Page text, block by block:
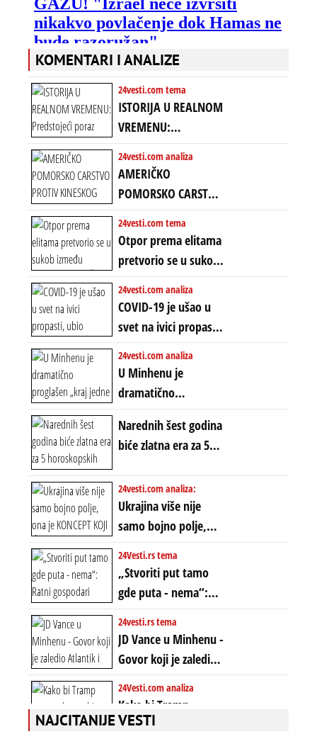
KOMENTARI I ANALIZE
24vesti.com tema
ISTORIJA U REALNOM
VREMENU:
Predstojeći poraz
Amerike u Iranu
uvodi eru
energetskog haosa,
finansijskih
previranja i kolapsa
starog poretka
24vesti.com analiza
AMERIČKO
POMORSKO CARSTVO
PROTIV KINESKOG
KOPNENOG SVETA:
Rat u Iranu je rat za
globalne preferencije
24vesti.com tema
Otpor prema elitama
pretvorio se u sukob
između običnih ljudi:
ZAŠTO SE DEŠAVA
EKSTREMNA
POLARIZACIJA?
24vesti.com analiza
COVID-19 je ušao u
svet na ivici propasti,
ubio milione, ali je
spasao sistem
24vesti.com analiza
U Minhenu je
dramatično
proglašen „kraj jedne
ere“, ali sa
dvostrukom
neistinom: forma te
ere završila se na
istom mestu, ali
prošle godine
Narednih šest godina
biće zlatna era za 5
znakova: Stiže lavina
novca i bogatstva
24vesti.com analiza:
Ukrajina više nije
samo bojno polje,
ona je KONCEPT KOJI
ĆE RASPASTI CEO
ZAPADNI SVET
24Vesti.rs tema
„Stvoriti put tamo
gde puta - nema“:
Ratni gospodari
plaču za starim
poretkom... Bez
ikakve realpolitike u
njima, oni su sada
nebitni kao Zelenski
24vesti.rs tema
JD Vance u Minhenu -
Govor koji je zaledio
Atlantik i duboko
šokirao Evropu (ceo
transkript)
24Vesti.com analiza
Kako bi Tramp
mogao da ugrabi
NAJCITANIJE VESTI